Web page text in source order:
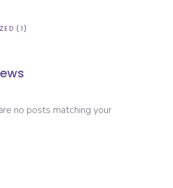
(1)
no posts matching your